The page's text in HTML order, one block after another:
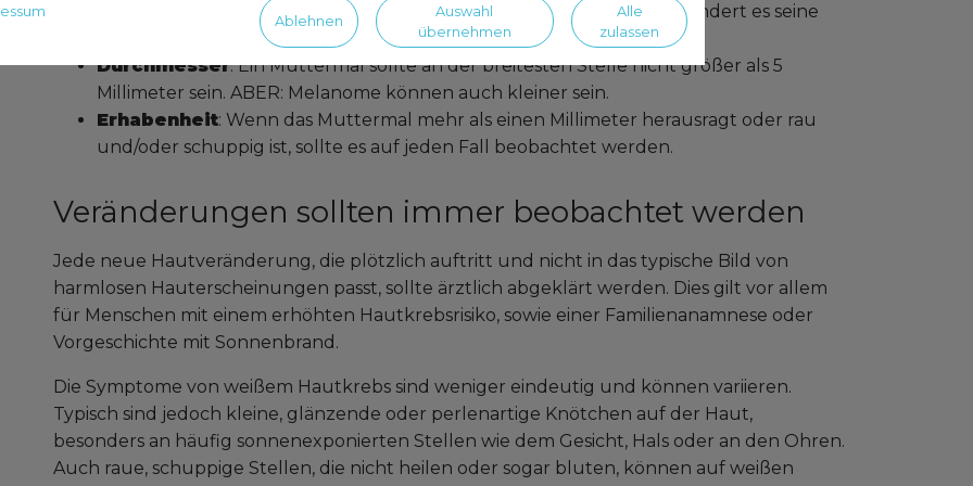
: Weist ein Muttermal mehrere Farben auf oder verändert es seine
Farbe, sollte es untersucht werden.
Durchmesser: Ein Muttermal sollte an der breitesten Stelle nicht größer als 5
Millimeter sein. ABER: Melanome können auch kleiner sein.
Erhabenheit: Wenn das Muttermal mehr als einen Millimeter herausragt oder rau
und/oder schuppig ist, sollte es auf jeden Fall beobachtet werden.
Veränderungen sollten immer beobachtet werden
Jede neue Hautveränderung, die plötzlich auftritt und nicht in das typische Bild von
harmlosen Hauterscheinungen passt, sollte ärztlich abgeklärt werden. Dies gilt vor allem
für Menschen mit einem erhöhten Hautkrebsrisiko, sowie einer Familienanamnese oder
Vorgeschichte mit Sonnenbrand.
Die Symptome von weißem Hautkrebs sind weniger eindeutig und können variieren.
Typisch sind jedoch kleine, glänzende oder perlenartige Knötchen auf der Haut,
besonders an häufig sonnenexponierten Stellen wie dem Gesicht, Hals oder an den Ohren.
Auch raue, schuppige Stellen, die nicht heilen oder sogar bluten, können auf weißen
Ablehnen
Auswahl
übernehmen
Alle
zulassen